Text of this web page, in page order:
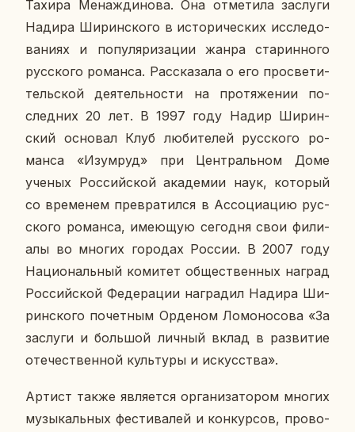
Тахира Ме­на­жди­но­ва. Она от­ме­ти­ла за­слу­ги
Надира Ши­рин­ско­го в ис­то­ри­че­ских ис­сле­до­
ва­ни­ях и по­пу­ля­ри­за­ции жанра ста­рин­но­го
рус­ско­го ро­ман­са. Рас­ска­за­ла о его про­све­ти­
тель­ской де­я­тель­но­сти на про­тя­же­нии по­
след­них 20 лет. В 1997 году Надир Ши­рин­
ский ос­но­вал Клуб лю­би­те­лей рус­ско­го ро­
ман­са «Изу­мруд» при Цен­траль­ном Доме
ученых Рос­сий­ской ака­де­мии наук, ко­то­рый
со вре­ме­нем пре­вра­тил­ся в Ас­со­ци­а­цию рус­
ско­го ро­ман­са, име­ю­щую се­го­дня свои фи­ли­
а­лы во многих го­ро­дах России. В 2007 году
На­ци­о­наль­ный ко­ми­тет об­ще­ствен­ных наград
Рос­сий­ской Фе­де­ра­ции на­гра­дил Надира Ши­
рин­ско­го по­чет­ным Ор­де­ном Ло­мо­но­со­ва «За
за­слу­ги и боль­шой личный вклад в раз­ви­тие
оте­че­ствен­ной куль­ту­ры и ис­кус­ства».
Артист также яв­ля­ет­ся ор­га­ни­за­то­ром многих
му­зы­каль­ных фе­сти­ва­лей и кон­кур­сов, про­во­